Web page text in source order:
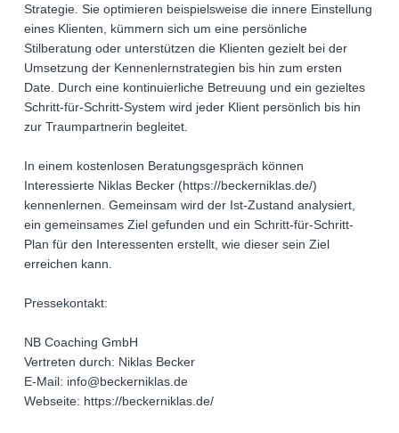
Strategie. Sie optimieren beispielsweise die innere Einstellung
eines Klienten, kümmern sich um eine persönliche
Stilberatung oder unterstützen die Klienten gezielt bei der
Umsetzung der Kennenlernstrategien bis hin zum ersten
Date. Durch eine kontinuierliche Betreuung und ein gezieltes
Schritt-für-Schritt-System wird jeder Klient persönlich bis hin
zur Traumpartnerin begleitet.
In einem kostenlosen Beratungsgespräch können
Interessierte Niklas Becker (https://beckerniklas.de/)
kennenlernen. Gemeinsam wird der Ist-Zustand analysiert,
ein gemeinsames Ziel gefunden und ein Schritt-für-Schritt-
Plan für den Interessenten erstellt, wie dieser sein Ziel
erreichen kann.
Pressekontakt:
NB Coaching GmbH
Vertreten durch: Niklas Becker
E-Mail: info@beckerniklas.de
Webseite: https://beckerniklas.de/